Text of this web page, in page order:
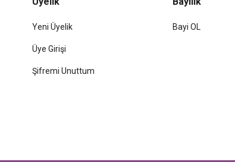
Yeni Üyelik
Üye Girişi
Şifremi Unuttum
Bayi OL